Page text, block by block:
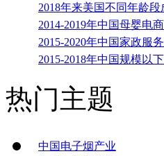
2018年来美国不同年龄
2014-2019年中国母婴电
2015-2020年中国家政服
2015-2018年中国规模以
热门主题
中国电子烟产业